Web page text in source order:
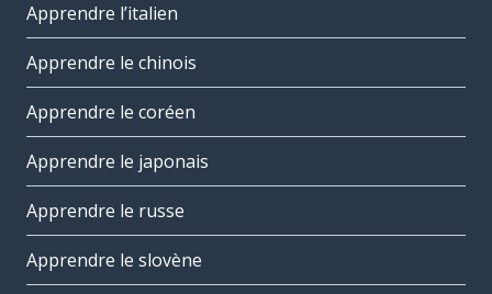
Apprendre l’italien
Apprendre le chinois
Apprendre le coréen
Apprendre le japonais
Apprendre le russe
Apprendre le slovène